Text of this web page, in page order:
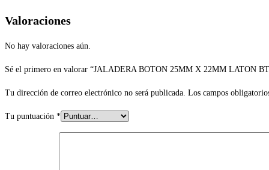
Valoraciones
No hay valoraciones aún.
Sé el primero en valorar “JALADERA BOTON 25MM X 22MM LATON
Tu dirección de correo electrónico no será publicada. Los campos
Tu puntuación *